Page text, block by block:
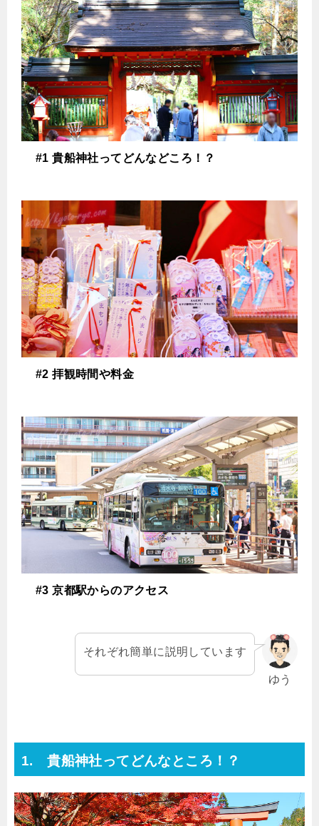
#1 貴船神社ってどんなどころ！？
#2 拝観時間や料金
#3 京都駅からのアクセス
ゆう
それぞれ簡単に説明しています
1. 貴船神社ってどんなところ！？